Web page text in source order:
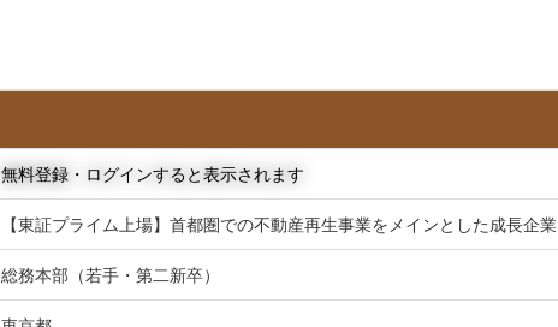
無料登録・ログインすると表示されます
【東証プライム上場】首都圏での不動産再生事業をメインとした成長企業
総務本部（若手・第二新卒）